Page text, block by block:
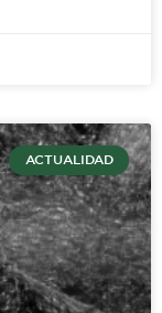
ACTUALIDAD